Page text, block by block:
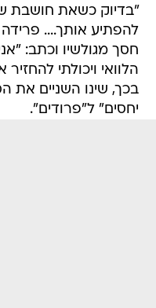
"בדיוק כשאת חושבת
להפתיע אותך....
חסך מגולשיו וכתב:
הלוואי ויכולתי
בכך, שינו השניים
יחסים" ל"פרודים".